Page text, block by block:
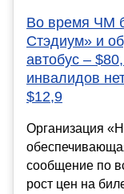
Во время ЧМ
Стэдиум» и
автобус –
инвалидов
$12,9
Организация
сообщение по
рост цен на